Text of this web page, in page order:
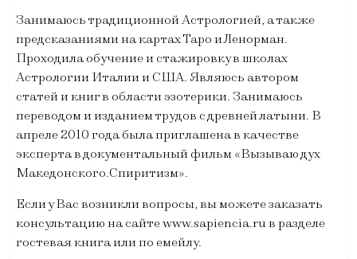
Занимаюсь традиционной Астрологией, а также
предсказаниями на картах Таро и Ленорман.
Проходила обучение и стажировку в школах
Астрологии Италии и США. Являюсь автором
статей и книг в области эзотерики. Занимаюсь
переводом и изданием трудов с древней латыни. В
апреле 2010 года была приглашена в качестве
эксперта в документальный фильм «Вызываю дух
Македонского.Спиритизм».
Если у Вас возникли вопросы, вы можете заказать
консультацию на сайте www.sapiencia.ru в разделе
гостевая книга или по емейлу.